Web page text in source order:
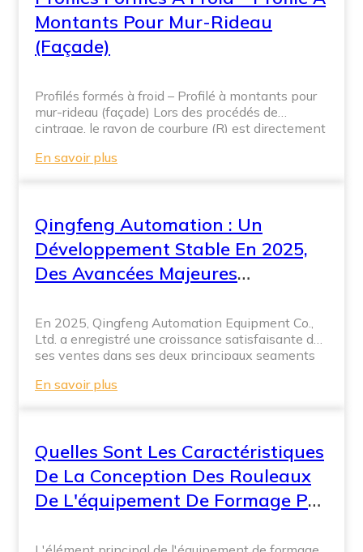
d'aluminium d'une largeur […]
Montants Pour Mur-Rideau
(façade)
Profilés formés à froid – Profilé à montants pour
mur-rideau (façade) Lors des procédés de
cintrage, le rayon de courbure (R) est directement
épais et plus durs nécessitent un rayon minimal
Dans les procédés de profilage à froid, […]
En savoir plus
Qingfeng Automation : Un
Développement Stable En 2025,
Des Avancées Majeures
En 2025, Qingfeng Automation Equipment Co.,
Ltd. a enregistré une croissance satisfaisante de
ses ventes dans ses deux principaux segments
profilage à froid et la sous-traitance de la
production obsolètes par des équipements neufs
et performants, ce qui entraîne une
augmentation annuelle constante de la demande
intérieure pour […]
En savoir plus
Quelles Sont Les Caractéristiques
De La Conception Des Rouleaux
De L'équipement De Formage Par